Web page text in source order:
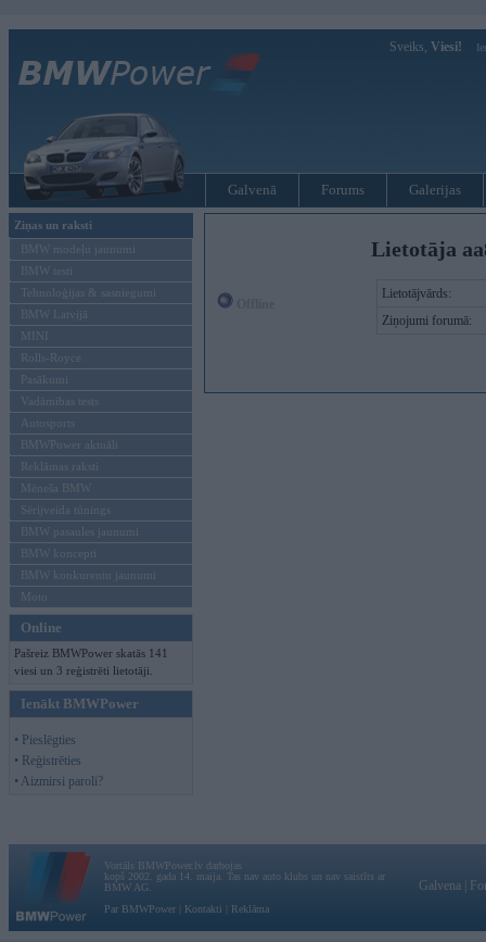
Sveiks, Viesi!
Galvenā Forums Galerijas
Ziņas un raksti
BMW modeļu jaunumi
BMW testi
Tehnoloģijas & sasniegumi
BMW Latvijā
MINI
Rolls-Royce
Pasākumi
Vadāmības tests
Autosports
BMWPower aktuāli
Reklāmas raksti
Mēneša BMW
Sērijveida tūnings
BMW pasaules jaunumi
BMW koncepti
BMW konkurentu jaunumi
Moto
Online
Pašreiz BMWPower skatās 141
viesi un 3 reģistrēti lietotāji.
Ienākt BMWPower
• Pieslēgties
• Reģistrēties
• Aizmirsi paroli?
Lietotāja
Lietotājvārds:
Ziņojumi forumā:
Vortāls BMWPower.lv darbojas
kopš 2002. gada 14. maija. Tas nav auto klubs un nav saistīts ar
BMW AG.
Par BMWPower
Kontakti Reklāma
Galvena